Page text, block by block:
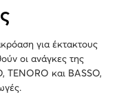
για έκτακτους
οι ανάγκες της
TENORO και BASSO,